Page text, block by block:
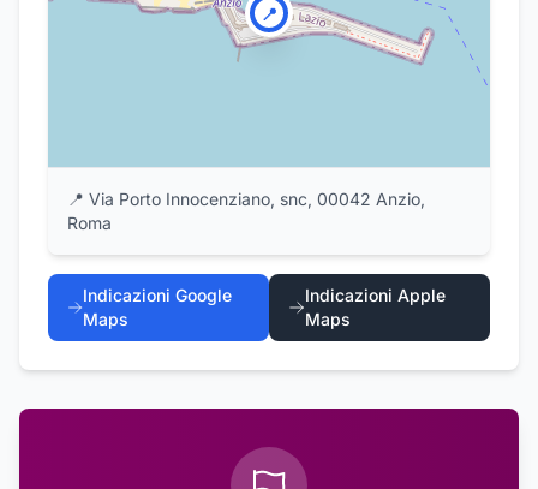
📍
📍 Via Porto Innocenziano, snc, 00042 Anzio,
Roma
Indicazioni Google
Maps
Indicazioni Apple
Maps